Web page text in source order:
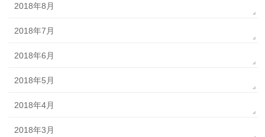
2018年8月
2018年7月
2018年6月
2018年5月
2018年4月
2018年3月